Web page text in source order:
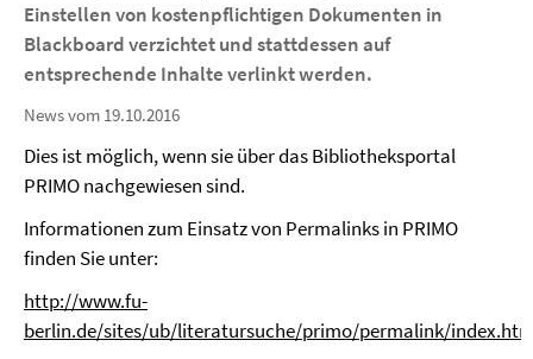
Einstellen von kostenpflichtigen Dokumenten in
Blackboard verzichtet und stattdessen auf
entsprechende Inhalte verlinkt werden.
News vom 19.10.2016
Dies ist möglich, wenn sie über das Bibliotheksportal
PRIMO nachgewiesen sind.
Informationen zum Einsatz von Permalinks in PRIMO
finden Sie unter:
http://www.fu-
berlin.de/sites/ub/literatursuche/primo/permalink/